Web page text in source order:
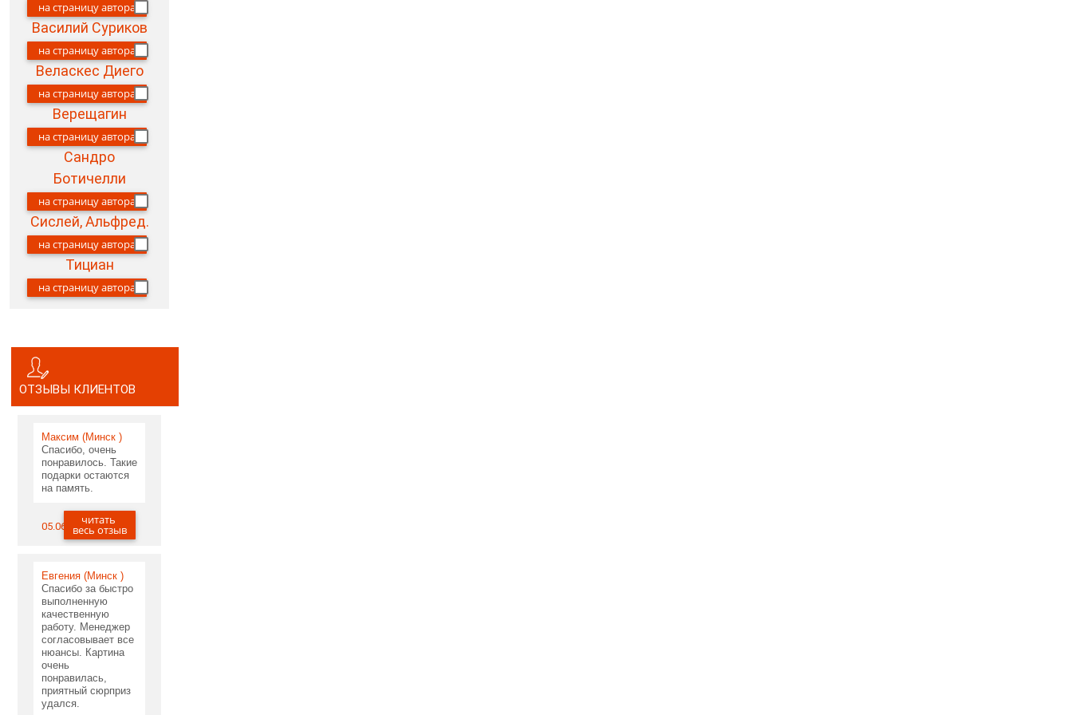
на страницу автора
Василий Суриков
на страницу автора
Веласкес Диего
на страницу автора
Верещагин
на страницу автора
Сандро
Ботичелли
на страницу автора
Сислей, Альфред.
на страницу автора
Тициан
на страницу автора
ОТЗЫВЫ КЛИЕНТОВ
Максим (Минск )
Спасибо, очень
понравилось. Такие
подарки остаются
на память.
05.06.2020читать
весь отзыв
Евгения (Минск )
Спасибо за быстро
выполненную
качественную
работу. Менеджер
согласовывает все
нюансы. Картина
очень
понравилась,
приятный сюрприз
удался.